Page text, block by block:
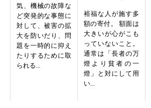
気、機械の故障な
ど突発的な事態に
対して、被害の拡
大を防いだり、問
題を一時的に抑え
たりするために取
られる...
裕福な人が施す多
額の寄付。 額面は
大きいが心がこも
っていないこと。
通常は「長者の万
燈より貧者の一
燈」と対にして用
い...